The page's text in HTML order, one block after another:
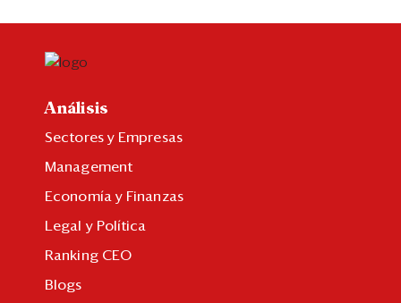
Análisis
Sectores y Empresas
Management
Economía y Finanzas
Legal y Política
Ranking CEO
Blogs